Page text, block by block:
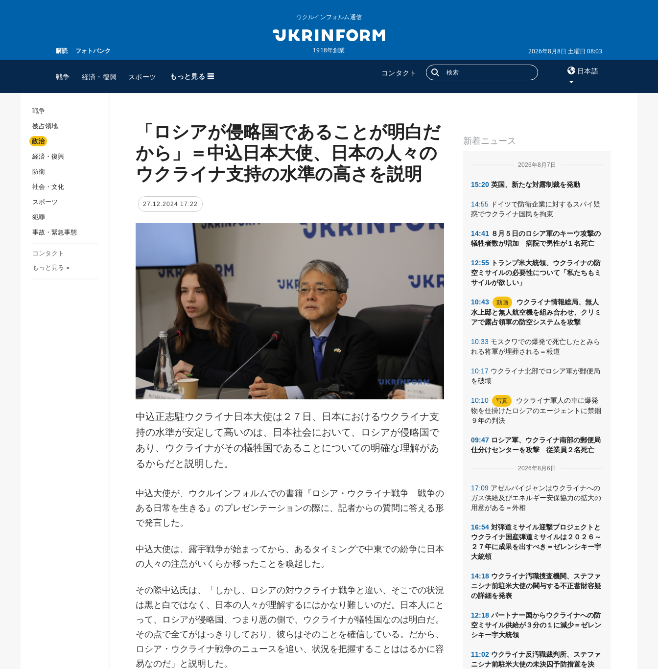
購読 フォトバンク
ウクルインフォルム通信
1918年創業 2026年8月8日 土曜日 08:03
戦争 経済・復興 スポーツ もっと見る ☰ コンタクト 日本語
スポーツ
ウクルインフォルム
ウクルインフォルムについ
て
コンタクト
追加
特集
インタビュー
写真
購読
戦争
被占領地
政治
経済・復興
防衛
社会・文化
スポーツ
犯罪
事故・緊急事態
コンタクト
もっと見る »
新着ニュース
2026年8月7日
15:20 英国、新たな対露制裁を発動
14:55 ドイツで防衛企業に対するスパイ疑
惑でウクライナ国民を拘束
14:41 ８月５日のロシア軍のキーウ攻撃の
犠牲者数が増加 病院で男性が１名死亡
12:55 トランプ米大統領、ウクライナの防
空ミサイルの必要性について「私たちもミ
サイルが欲しい」
10:43 動画
ウクライナ情報総局、無人
水上邸と無人航空機を組み合わせ、クリミ
アで露占領軍の防空システムを攻撃
10:33 モスクワでの爆発で死亡したとみら
れる将軍が埋葬される＝報道
10:17 ウクライナ北部でロシア軍が郵便局
を破壊
10:10 写真
ウクライナ軍人の車に爆発
物を仕掛けたロシアのエージェントに禁錮
９年の判決
09:47 ロシア軍、ウクライナ南部の郵便局
仕分けセンターを攻撃 従業員２名死亡
2026年8月6日
17:09 アゼルバイジャンはウクライナへの
ガス供給及びエネルギー安保協力の拡大の
用意がある＝外相
16:54 対弾道ミサイル迎撃プロジェクトと
ウクライナ国産弾道ミサイルは２０２６～
２７年に成果を出すべき＝ゼレンシキー宇
大統領
14:18 ウクライナ汚職捜査機関、ステファ
ニシナ前駐米大使の関与する不正蓄財容疑
の詳細を発表
12:18 パートナー国からウクライナへの防
空ミサイル供給が３分の１に減少＝ゼレン
シキー宇大統領
11:02 ウクライナ反汚職裁判所、ステファ
ニシナ前駐米大使の未決囚予防措置を決
「ロシアが侵略国であることが明白だ
から」＝中込日本大使、日本の人々の
ウクライナ支持の水準の高さを説明
27.12.2024 17:22
中込正志駐ウクライナ日本大使は２７日、日本におけるウクライナ支
持の水準が安定して高いのは、日本社会において、ロシアが侵略国で
あり、ウクライナがその犠牲国であることについての明確な理解があ
るからだと説明した。
中込大使が、ウクルインフォルムでの書籍『ロシア・ウクライナ戦争 戦争の
ある日常を生きる』のプレゼンテーションの際に、記者からの質問に答える形
で発言した。
中込大使は、露宇戦争が始まってから、あるタイミングで中東での紛争に日本
の人々の注意がいくらか移ったことを喚起した。
その際中込氏は、「しかし、ロシアの対ウクライナ戦争と違い、そこでの状況
は黒と白ではなく、日本の人々が理解するにはかなり難しいのだ。日本人にと
って、ロシアが侵略国、つまり悪の側で、ウクライナが犠牲国なのは明白だ。
その点で全てがはっきりしており、彼らはそのことを確信している。だから、
ロシア・ウクライナ戦争のニュースを追い、状況を把握することははるかに容
易なのだ」と説明した。